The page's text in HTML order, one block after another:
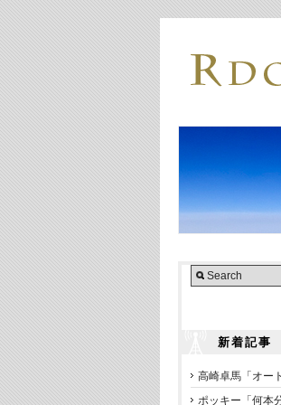
新着記事
高崎卓馬「オー
ポッキー「何本